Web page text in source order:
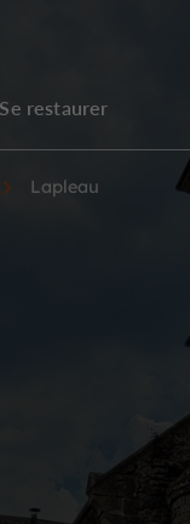
Se restaurer
Lapleau